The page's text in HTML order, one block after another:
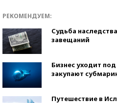
РЕКОМЕНДУЕМ:
Судьба
завещаний
Бизнес уходит
закупают
Путешествие в